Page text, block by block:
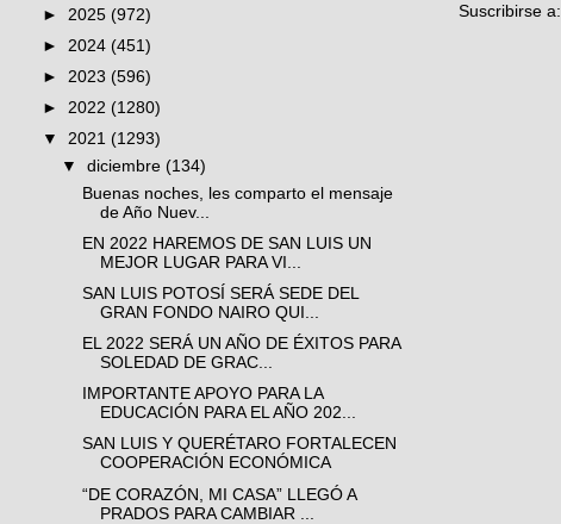
Suscribirse a:
► 2025 (972)
► 2024 (451)
► 2023 (596)
► 2022 (1280)
▼ 2021 (1293)
▼diciembre(134)
Buenas noches, les comparto el mensaje
de Año Nuev...
EN 2022 HAREMOS DE SAN LUIS UN
MEJOR LUGAR PARA VI...
SAN LUIS POTOSÍ SERÁ SEDE DEL
GRAN FONDO NAIRO QUI...
EL 2022 SERÁ UN AÑO DE ÉXITOS PARA
SOLEDAD DE GRAC...
IMPORTANTE APOYO PARA LA
EDUCACIÓN PARA EL AÑO 202...
SAN LUIS Y QUERÉTARO FORTALECEN
COOPERACIÓN ECONÓMICA
“DE CORAZÓN, MI CASA” LLEGÓ A
PRADOS PARA CAMBIAR ...